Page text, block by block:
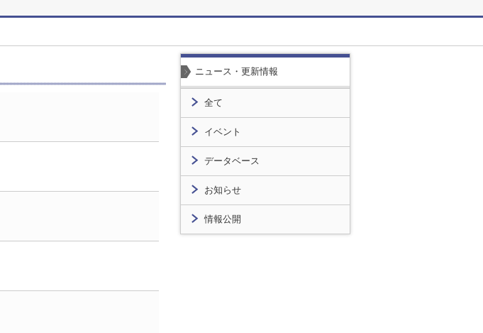
ニュース・更新情報
全て
イベント
データベース
お知らせ
情報公開